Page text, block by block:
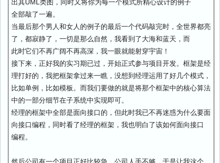
出其UML类图，同时又将你为每一个模式所精心设计的例子
全部敲了一遍。
当最后那个男人和女人的例子的最后一个代码敲完时，全世界都亮
了，都寂静了，一切是那么自然，我看到了大海和蓝天，而
此时它们不再广阔不再高深，我一眼就能射穿宇宙！
接下来，正好我的实习期已过，开始正式参与项目开发。框架是经
理打好的，我把框架拿过来一瞧，没想到经理运用了好几个模式，
比如单例，比如模板。而我们要做的就是将那个框架中的核心算法
中的一部分细节在子系统中实现即可。
经理的框架中全部是面向接口的，但此时我已不再迷惑为什么要面
向接口编程，同时看了经理的框架，我也明白了该如何面向接口
编程。